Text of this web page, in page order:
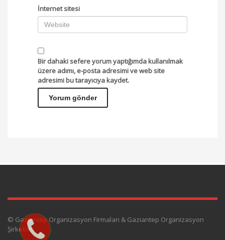
İnternet sitesi
Bir dahaki sefere yorum yaptığımda kullanılmak
üzere adımı, e-posta adresimi ve web site
adresimi bu tarayıcıya kaydet.
© Gaziantep Organizasyon Firmaları & Gaziantep Organizasyon
Şirketleri